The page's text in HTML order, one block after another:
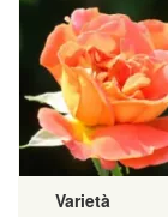
Varietà